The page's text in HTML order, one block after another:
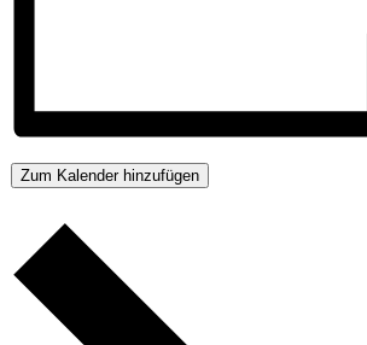
Zum Kalender hinzufügen